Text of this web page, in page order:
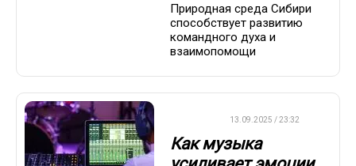
Природная среда Сибири
способствует развитию
командного духа и
взаимопомощи
13.09.2025 / 23:32
Как музыка